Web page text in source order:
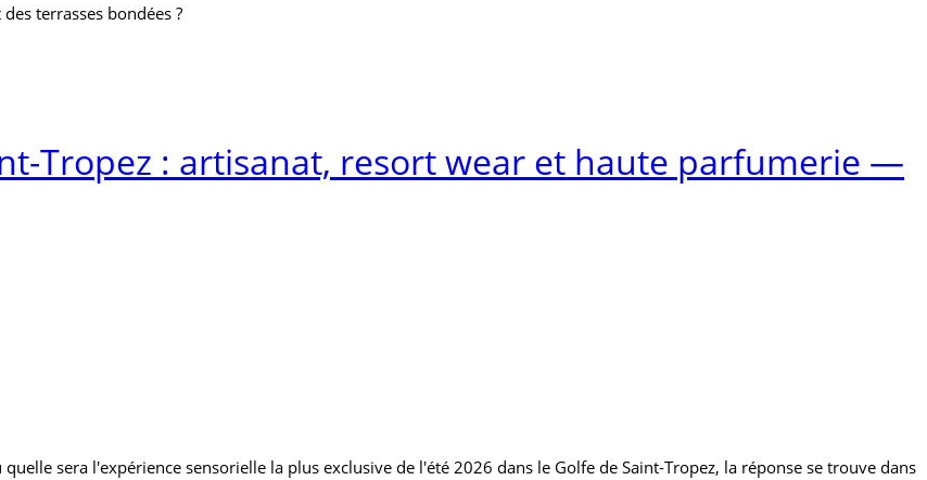
terrasses bondées ?
Tropez : artisanat, resort wear et haute parfumerie —
sera l'expérience sensorielle la plus exclusive de l'été 2026 dans le Golfe de Saint-Tropez, la réponse se trouve dans